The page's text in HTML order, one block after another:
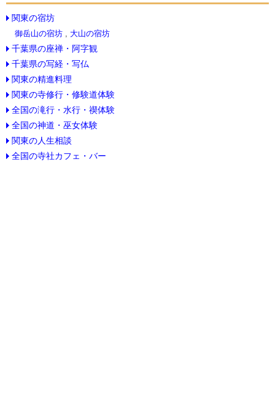
関東の宿坊
御岳山の宿坊 大山の宿坊
千葉県の座禅・阿字観
千葉県の写経・写仏
関東の精進料理
関東の寺修行・修験道体験
全国の滝行・水行・禊体験
全国の神道・巫女体験
関東の人生相談
全国の寺社カフェ・バー